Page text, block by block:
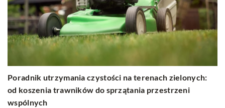
Poradnik utrzymania czystości na terenach zielonych:
od koszenia trawników do sprzątania przestrzeni
wspólnych